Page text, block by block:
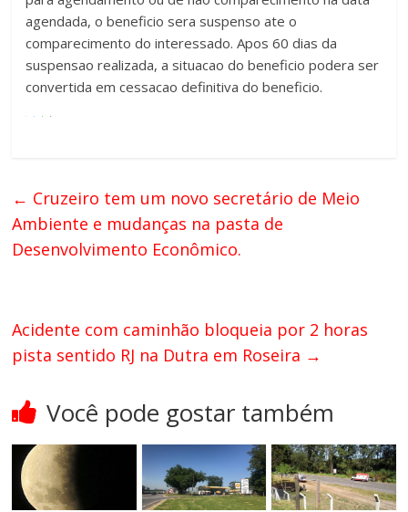
agendada, o beneficio sera suspenso ate o
comparecimento do interessado. Apos 60 dias da
suspensao realizada, a situacao do beneficio podera ser
convertida em cessacao definitiva do beneficio.
← Cruzeiro tem um novo secretário de Meio
Ambiente e mudanças na pasta de
Desenvolvimento Econômico.
Acidente com caminhão bloqueia por 2 horas
pista sentido RJ na Dutra em Roseira →
Você pode gostar também